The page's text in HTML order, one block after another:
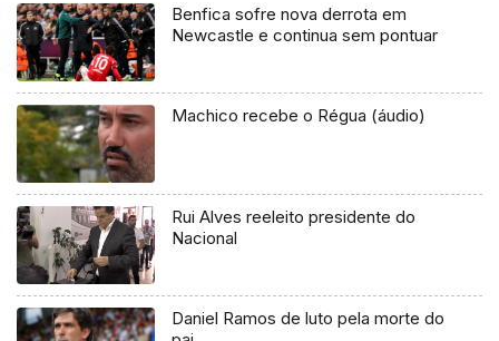
Benfica sofre nova derrota em
Newcastle e continua sem pontuar
Machico recebe o Régua (áudio)
Rui Alves reeleito presidente do
Nacional
Daniel Ramos de luto pela morte do